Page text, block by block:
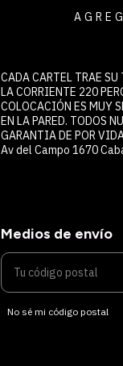
CADA CARTEL TRAE SU
LA CORRIENTE 220
COLOCACIÓN ES MUY
EN LA PARED. TODOS
GARANTIA DE POR
Av del Campo 1670
ENTREGAS PARA EL CP:
Medios de envío
No sé mi código postal